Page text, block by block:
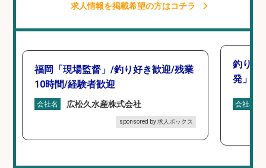
求人情報を掲載希望の方はコチラ
福岡「現場監督」/釣り好き歓迎/残業
10時間/経験者歓迎
会社名 広松久水産株式会社
sponsored by 求人ボックス
釣り好
発」/
会社名